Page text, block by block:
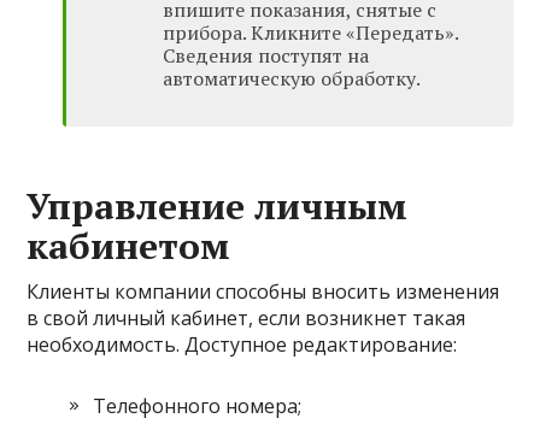
впишите показания, снятые с
прибора. Кликните «Передать».
Сведения поступят на
автоматическую обработку.
Управление личным
кабинетом
Клиенты компании способны вносить изменения
в свой личный кабинет, если возникнет такая
необходимость. Доступное редактирование:
Телефонного номера;